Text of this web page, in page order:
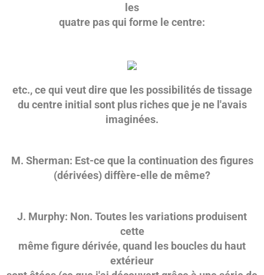
les
quatre pas qui forme le centre:
etc., ce qui veut dire que les possibilités de tissage
du centre initial sont plus riches que je ne l'avais
imaginées.
M. Sherman: Est-ce que la continuation des figures
(dérivées) diffère-elle de même?
J. Murphy: Non. Toutes les variations produisent
cette
même figure dérivée, quand les boucles du haut
extérieur